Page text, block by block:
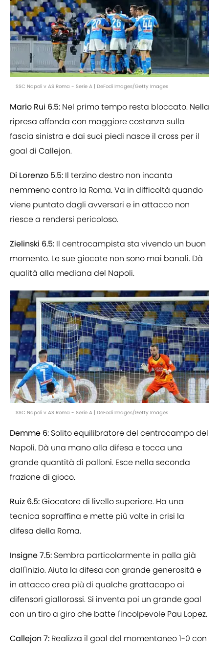
SSC Napoli v AS Roma - Serie A | DeFodi Images/Getty Images
Mario Rui 6.5: Nel primo tempo resta bloccato. Nella
ripresa affonda con maggiore costanza sulla
fascia sinistra e dai suoi piedi nasce il cross per il
goal di Callejon.
Di Lorenzo 5.5: Il terzino destro non incanta
nemmeno contro la Roma. Va in difficoltà quando
viene puntato dagli avversari e in attacco non
riesce a rendersi pericoloso.
Zielinski 6.5: Il centrocampista sta vivendo un buon
momento. Le sue giocate non sono mai banali. Dà
qualità alla mediana del Napoli.
SSC Napoli v AS Roma - Serie A | DeFodi Images/Getty Images
Demme 6: Solito equilibratore del centrocampo del
Napoli. Dà una mano alla difesa e tocca una
grande quantità di palloni. Esce nella seconda
frazione di gioco.
Ruiz 6.5:Giocatore di livello superiore. Ha una
tecnica sopraffina e mette più volte in crisi la
difesa della Roma.
Insigne 7.5: Sembra particolarmente in palla già
dall'inizio. Aiuta la difesa con grande generosità e
in attacco crea più di qualche grattacapo ai
difensori giallorossi. Si inventa poi un grande goal
con un tiro a giro che batte l'incolpevole Pau Lopez.
Callejon 7: Realizza il goal del momentaneo 1-0 con